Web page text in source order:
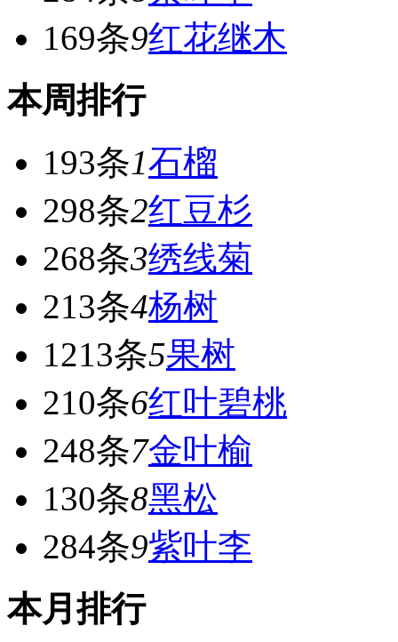
169条9红花继木
本周排行
193条1石榴
298条2红豆杉
268条3绣线菊
213条4杨树
1213条5果树
210条6红叶碧桃
248条7金叶榆
130条8黑松
284条9紫叶李
本月排行